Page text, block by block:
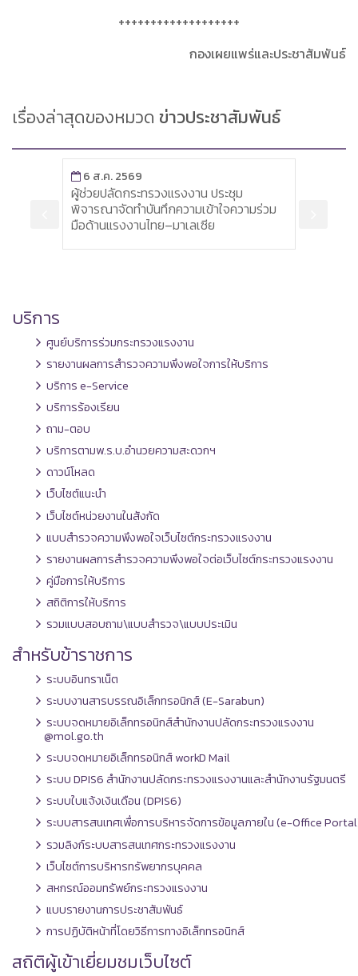
+++++++++++++++++++
กองเผยแพร่และประชาสัมพันธ์
เรื่องล่าสุดของหมวด ข่าวประชาสัมพันธ์
6 ส.ค. 2569
ผู้ช่วยปลัดกระทรวงแรงงาน ประชุม
พิจารณาจัดทำบันทึกความเข้าใจความร่วม
มือด้านแรงงานไทย–มาเลเซีย
บริการ
ศูนย์บริการร่วมกระทรวงแรงงาน
รายงานผลการสำรวจความพึงพอใจการให้บริการ
บริการ e-Service
บริการร้องเรียน
ถาม-ตอบ
บริการตามพ.ร.บ.อำนวยความสะดวกฯ
ดาวน์โหลด
เว็บไซต์แนะนำ
เว็บไซต์หน่วยงานในสังกัด
แบบสำรวจความพึงพอใจเว็บไซต์กระทรวงแรงงาน
รายงานผลการสำรวจความพึงพอใจต่อเว็บไซต์กระทรวงแรงงาน
คู่มือการให้บริการ
สถิติการให้บริการ
รวมแบบสอบถาม\แบบสำรวจ\แบบประเมิน
สำหรับข้าราชการ
ระบบอินทราเน็ต
ระบบงานสารบรรณอิเล็กทรอนิกส์ (E-Sarabun)
ระบบจดหมายอิเล็กทรอนิกส์สำนักงานปลัดกระทรวงแรงงาน
@mol.go.th
ระบบจดหมายอิเล็กทรอนิกส์ workD Mail
ระบบ DPIS6 สำนักงานปลัดกระทรวงแรงงานและสำนักงานรัฐมนตรี
ระบบใบแจ้งเงินเดือน (DPIS6)
ระบบสารสนเทศเพื่อการบริหารจัดการข้อมูลภายใน (e-Office
รวมลิงก์ระบบสารสนเทศกระทรวงแรงงาน
เว็บไซต์การบริหารทรัพยากรบุคคล
สหกรณ์ออมทรัพย์กระทรวงแรงงาน
แบบรายงานการประชาสัมพันธ์
การปฏิบัติหน้าที่โดยวิธีการทางอิเล็กทรอนิกส์
สถิติผู้เข้าเยี่ยมชมเว็บไซต์